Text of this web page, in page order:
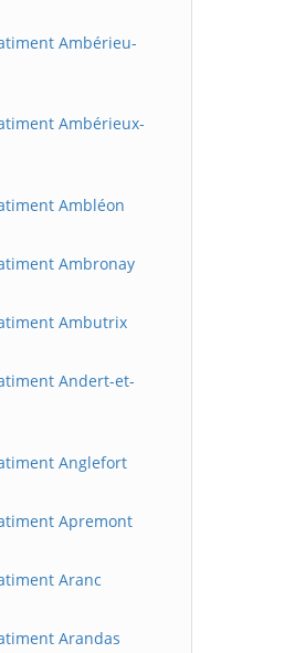
Ambérieu-
Ambérieux-
Ambléon
Ambronay
Ambutrix
Andert-et-
Anglefort
Apremont
Aranc
Arandas